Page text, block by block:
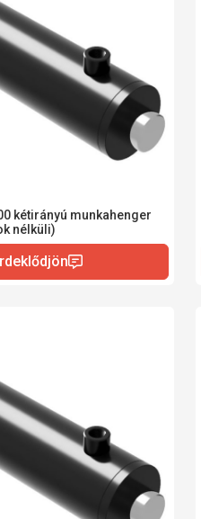
kétirányú munkahenger
nélküli)